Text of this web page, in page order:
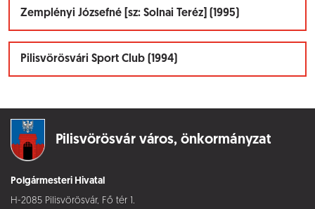
Zemplényi Józsefné [sz: Solnai Teréz] (1995)
Pilisvörösvári Sport Club (1994)
Pilisvörösvár város, önkormányzat
Polgármesteri Hivatal
H-2085 Pilisvörösvár, Fő tér 1.